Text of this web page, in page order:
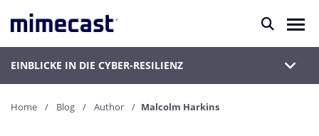
EINBLICKE IN DIE CYBER-RESILIENZ
Home Blog Author Malcolm Harkins